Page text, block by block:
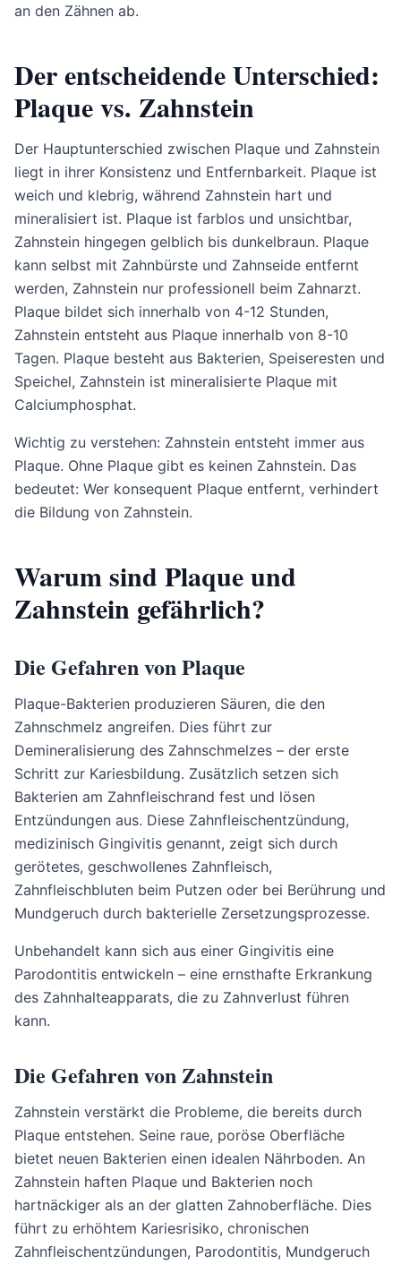
an den Zähnen ab.
Der entscheidende Unterschied:
Plaque vs. Zahnstein
Der Hauptunterschied zwischen Plaque und Zahnstein
liegt in ihrer Konsistenz und Entfernbarkeit. Plaque ist
weich und klebrig, während Zahnstein hart und
mineralisiert ist. Plaque ist farblos und unsichtbar,
Zahnstein hingegen gelblich bis dunkelbraun. Plaque
kann selbst mit Zahnbürste und Zahnseide entfernt
werden, Zahnstein nur professionell beim Zahnarzt.
Plaque bildet sich innerhalb von 4-12 Stunden,
Zahnstein entsteht aus Plaque innerhalb von 8-10
Tagen. Plaque besteht aus Bakterien, Speiseresten und
Speichel, Zahnstein ist mineralisierte Plaque mit
Calciumphosphat.
Wichtig zu verstehen: Zahnstein entsteht immer aus
Plaque. Ohne Plaque gibt es keinen Zahnstein. Das
bedeutet: Wer konsequent Plaque entfernt, verhindert
die Bildung von Zahnstein.
Warum sind Plaque und
Zahnstein gefährlich?
Die Gefahren von Plaque
Plaque-Bakterien produzieren Säuren, die den
Zahnschmelz angreifen. Dies führt zur
Demineralisierung des Zahnschmelzes – der erste
Schritt zur Kariesbildung. Zusätzlich setzen sich
Bakterien am Zahnfleischrand fest und lösen
Entzündungen aus. Diese Zahnfleischentzündung,
medizinisch Gingivitis genannt, zeigt sich durch
gerötetes, geschwollenes Zahnfleisch,
Zahnfleischbluten beim Putzen oder bei Berührung und
Mundgeruch durch bakterielle Zersetzungsprozesse.
Unbehandelt kann sich aus einer Gingivitis eine
Parodontitis entwickeln – eine ernsthafte Erkrankung
des Zahnhalteapparats, die zu Zahnverlust führen
kann.
Die Gefahren von Zahnstein
Zahnstein verstärkt die Probleme, die bereits durch
Plaque entstehen. Seine raue, poröse Oberfläche
bietet neuen Bakterien einen idealen Nährboden. An
Zahnstein haften Plaque und Bakterien noch
hartnäckiger als an der glatten Zahnoberfläche. Dies
führt zu erhöhtem Kariesrisiko, chronischen
Zahnfleischentzündungen, Parodontitis, Mundgeruch